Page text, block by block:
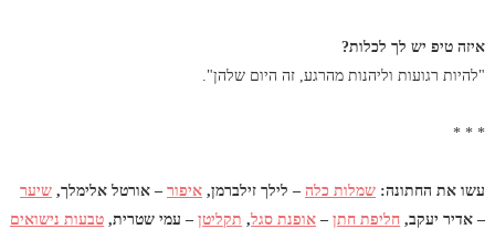
איזה טיפ יש לך לכלות?
"להיות רגועות וליהנות מהרגע, זה היום שלהן".
* * *
עשו את החתונה: שמלות כלה– לילך זילברמן, איפור– אורטל אלימלך, שיער
– אדיר יעקב, חליפת חתן– אופנת סגל, תקליטן– עמי שטרית, טבעות נישואים